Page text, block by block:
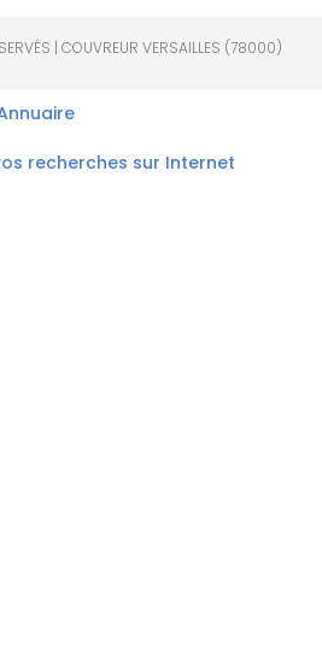
| COUVREUR VERSAILLES (78000)
recherches sur Internet